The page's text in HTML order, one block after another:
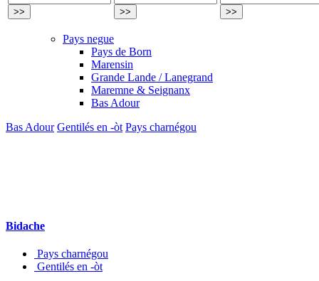
Pays negue
Pays de Born
Marensin
Grande Lande / Lanegrand
Maremne & Seignanx
Bas Adour
Bas Adour Gentilés en -òt Pays charnégou
Bidache
Pays charnégou
Gentilés en -òt